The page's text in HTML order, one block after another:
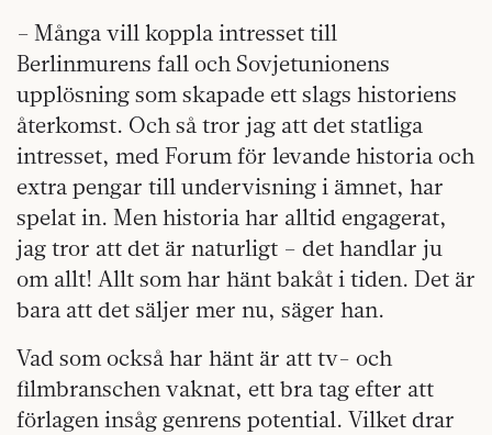
– Många vill koppla intresset till
Berlinmurens fall och Sovjetunionens
upplösning som skapade ett slags historiens
återkomst. Och så tror jag att det statliga
intresset, med Forum för levande historia och
extra pengar till undervisning i ämnet, har
spelat in. Men historia har alltid engagerat,
jag tror att det är naturligt – det handlar ju
om allt! Allt som har hänt bakåt i tiden. Det är
bara att det säljer mer nu, säger han.
Vad som också har hänt är att tv- och
filmbranschen vaknat, ett bra tag efter att
förlagen insåg genrens potential. Vilket drar